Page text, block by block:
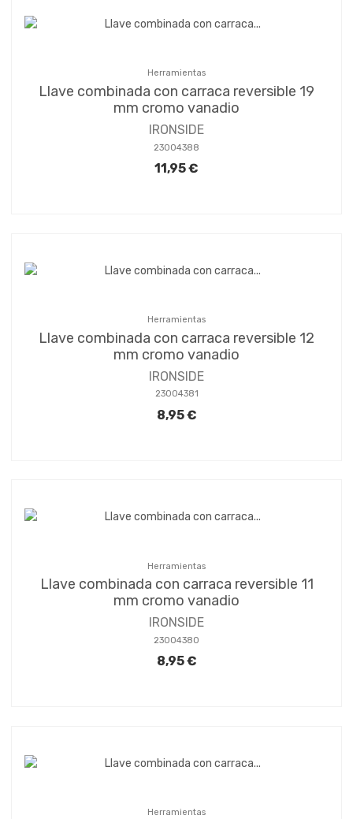
Herramientas
Llave combinada con carraca reversible 19
mm cromo vanadio
IRONSIDE
23004388
11,95 €
Herramientas
Llave combinada con carraca reversible 12
mm cromo vanadio
IRONSIDE
23004381
8,95 €
Herramientas
Llave combinada con carraca reversible 11
mm cromo vanadio
IRONSIDE
23004380
8,95 €
Herramientas